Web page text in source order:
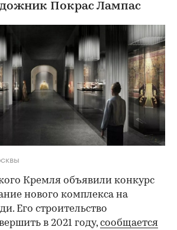
Покрас Лампас
Кремля объявили конкурс
нового комплекса на
Его строительство
в 2021 году,сообщается